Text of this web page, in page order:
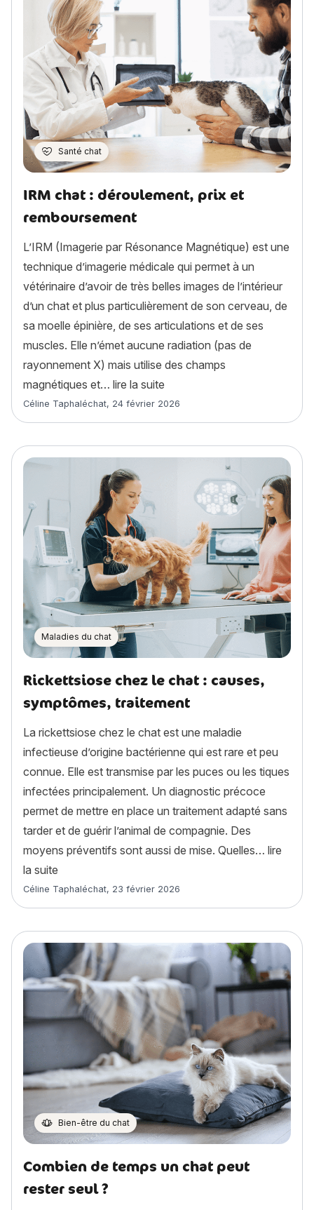
Santé chat
IRM chat : déroulement, prix et
remboursement
L’IRM (Imagerie par Résonance Magnétique) est une
technique d’imagerie médicale qui permet à un
vétérinaire d’avoir de très belles images de l’intérieur
d’un chat et plus particulièrement de son cerveau, de
sa moelle épinière, de ses articulations et de ses
muscles. Elle n’émet aucune radiation (pas de
rayonnement X) mais utilise des champs
magnétiques et… lire la suite
Article rédigé par
Céline Taphaléchat, 24 février 2026
Maladies du chat
Rickettsiose chez le chat : causes,
symptômes, traitement
La rickettsiose chez le chat est une maladie
infectieuse d’origine bactérienne qui est rare et peu
connue. Elle est transmise par les puces ou les tiques
infectées principalement. Un diagnostic précoce
permet de mettre en place un traitement adapté sans
tarder et de guérir l’animal de compagnie. Des
moyens préventifs sont aussi de mise. Quelles… lire
la suite
Article rédigé par
Céline Taphaléchat, 23 février 2026
Bien-être du chat
Combien de temps un chat peut
rester seul ?